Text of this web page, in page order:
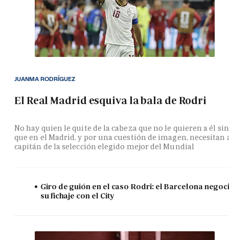
El Real Madrid esquiva la bala de Rodri
No hay quien le quite de la cabeza que no le quieren a él
que en el Madrid, y por una cuestión de imagen, necesitan
capitán de la selección elegido mejor del Mundial
JUANMA RODRÍGUEZ
Giro de guión en el caso Rodri: el Barcelona
su fichaje con el City